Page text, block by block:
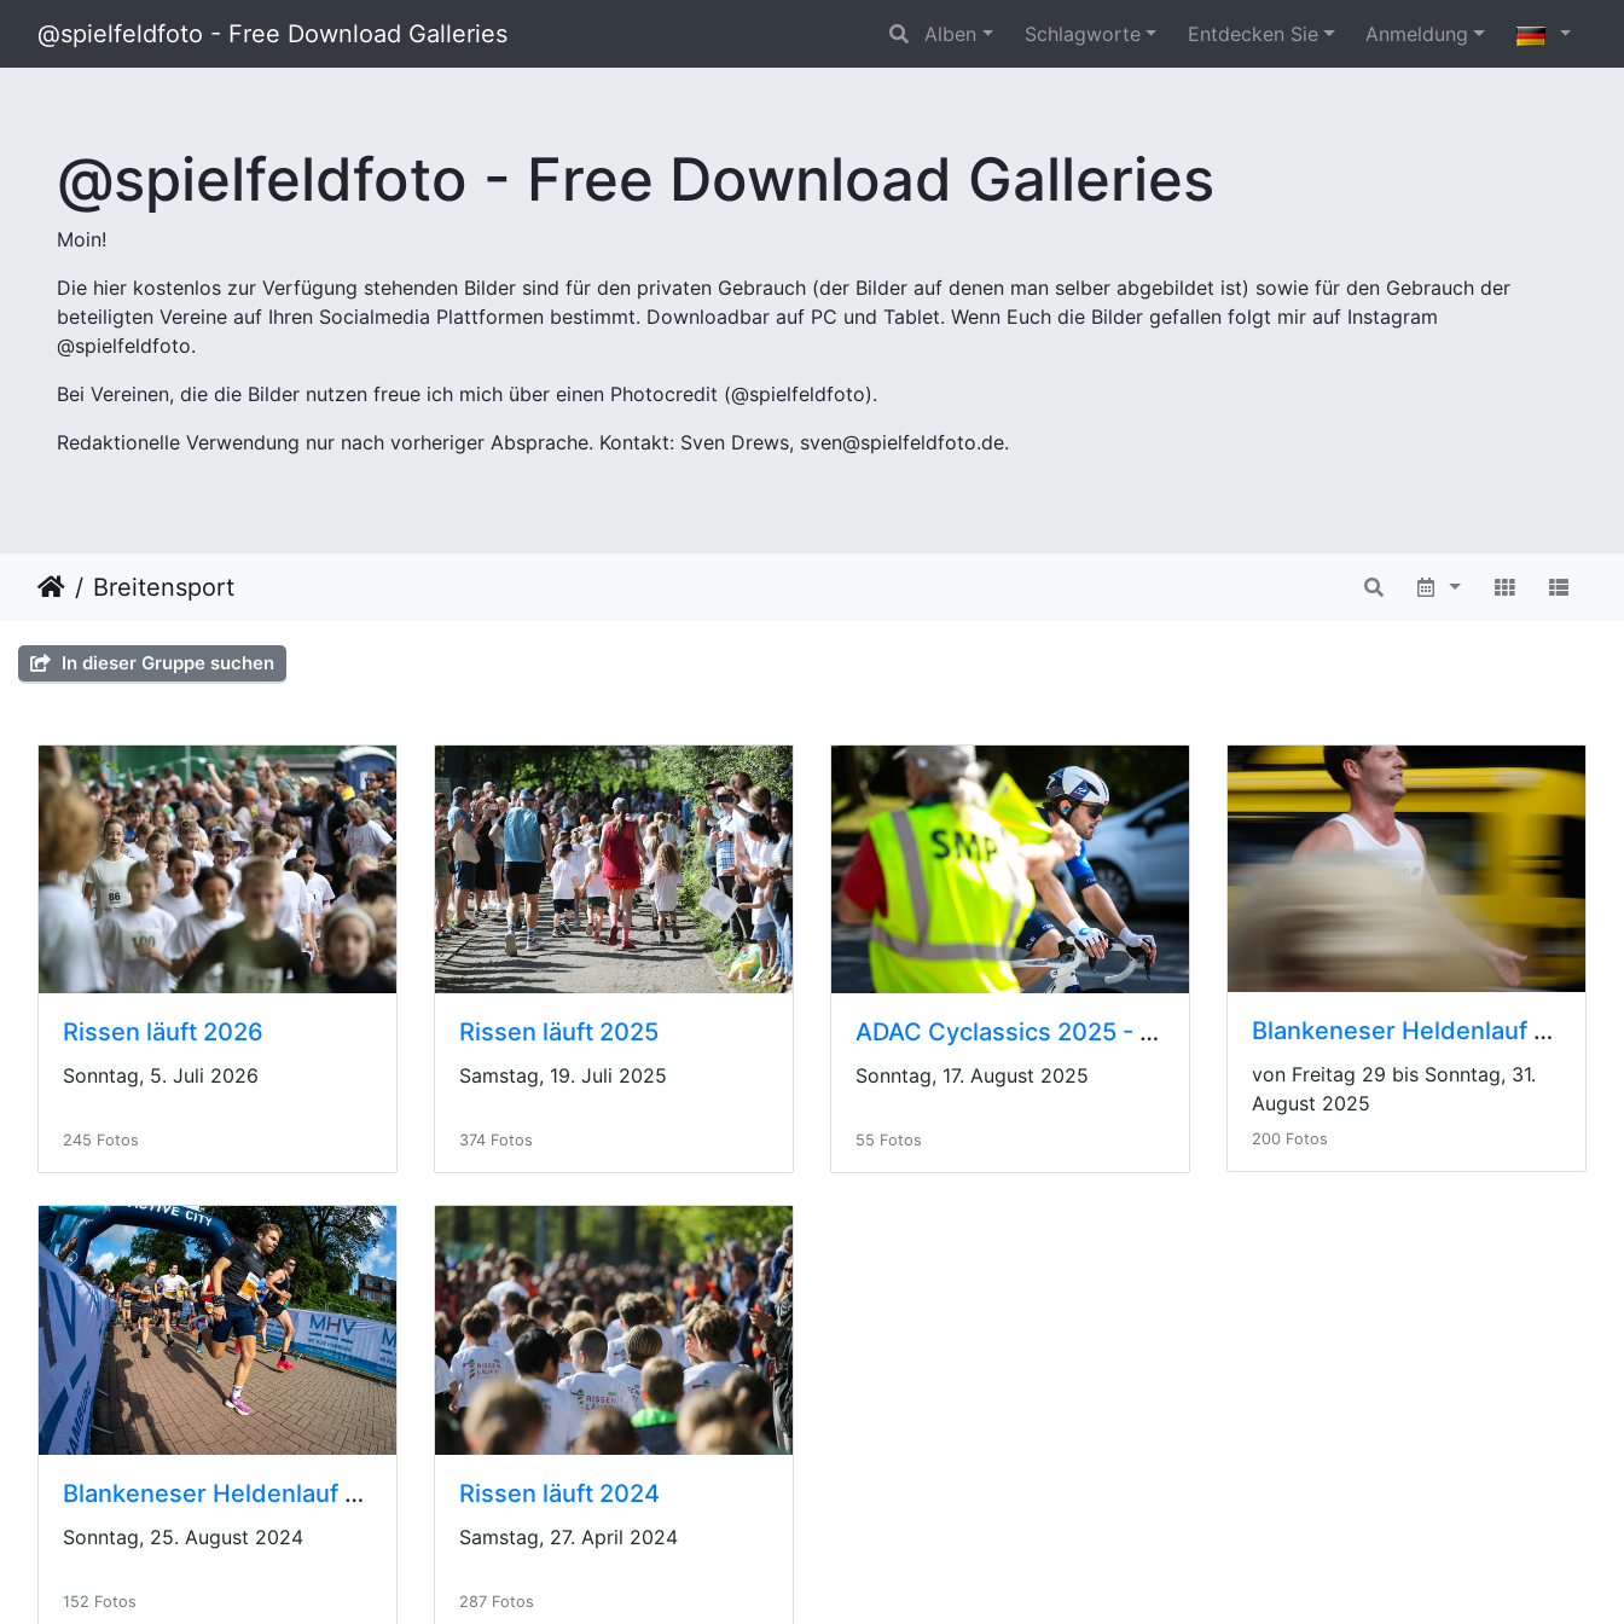
@spielfeldfoto - Free Download Galleries Alben Schlagworte Entdecken Sie Anmeldung
@spielfeldfoto - Free Download Galleries
Moin!
Die hier kostenlos zur Verfügung stehenden Bilder sind für den privaten Gebrauch (der Bilder auf denen man selber abgebildet ist) sowie für den Gebrauch der
beteiligten Vereine auf Ihren Socialmedia Plattformen bestimmt. Downloadbar auf PC und Tablet. Wenn Euch die Bilder gefallen folgt mir auf Instagram
@spielfeldfoto.
Bei Vereinen, die die Bilder nutzen freue ich mich über einen Photocredit (@spielfeldfoto).
Redaktionelle Verwendung nur nach vorheriger Absprache. Kontakt: Sven Drews, sven@spielfeldfoto.de.
Breitensport
In dieser Gruppe suchen
Rissen läuft 2026
Sonntag, 5. Juli 2026
245 Fotos
Rissen läuft 2025
Samstag, 19. Juli 2025
374 Fotos
ADAC Cyclassics 2025 - UCI Elite
Sonntag, 17. August 2025
55 Fotos
Blankeneser Heldenlauf 2025
von Freitag 29 bis Sonntag, 31.
August 2025
200 Fotos
Blankeneser Heldenlauf 2024
Sonntag, 25. August 2024
152 Fotos
Rissen läuft 2024
Samstag, 27. April 2024
287 Fotos